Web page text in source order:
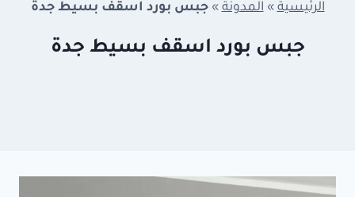
الرئيسية»المدونة»جبس بورد اسقف بسيط جدة
جبس بورد اسقف بسيط جدة